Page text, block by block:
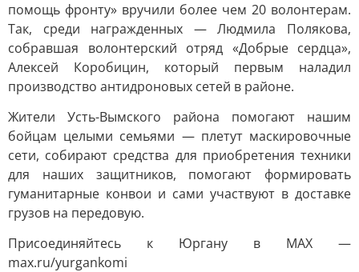
помощь фронту» вручили более чем 20 волонтерам.
Так, среди награжденных — Людмила Полякова,
собравшая волонтерский отряд «Добрые сердца»,
Алексей Коробицин, который первым наладил
производство антидроновых сетей в районе.
Жители Усть-Вымского района помогают нашим
бойцам целыми семьями — плетут маскировочные
сети, собирают средства для приобретения техники
для наших защитников, помогают формировать
гуманитарные конвои и сами участвуют в доставке
грузов на передовую.
Присоединяйтесь к Юргану в MAX —
max.ru/yurgankomi